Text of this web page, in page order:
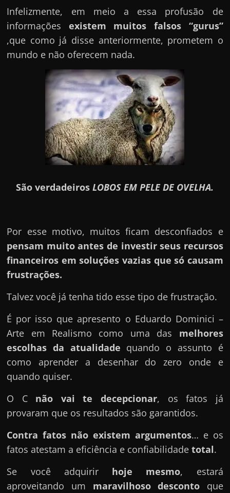
Infelizmente, em meio a essa profusão de
informações existem muitos falsos “gurus”
,que como já disse anteriormente, prometem o
mundo e não oferecem nada.
São verdadeirosLOBOS EM PELE DE OVELHA.
Por esse motivo, muitos ficam desconfiados e
pensam muito antes de investir seus recursos
financeiros em soluções vazias que só causam
frustrações.
Talvez você já tenha tido esse tipo de frustração.
É por isso que apresento o Eduardo Dominici –
Arte em Realismo como uma das melhores
escolhas da atualidade quando o assunto é
como aprender a desenhar do zero onde e
quando quiser.
O C não vai te decepcionar, os fatos já
provaram que os resultados são garantidos.
Contra fatos não existem argumentos… e os
fatos atestam a eficiência e confiabilidadetotal.
Se você adquirir hoje mesmo, estará
aproveitando um maravilhoso desconto que